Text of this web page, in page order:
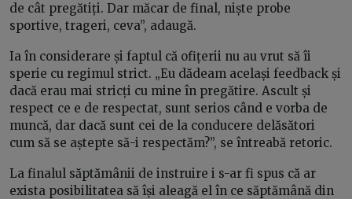
de cât pregătiți. Dar măcar de final, niște probe
sportive, trageri, ceva”, adaugă.
Ia în considerare și faptul că ofițerii nu au vrut să îi
sperie cu regimul strict. „Eu dădeam același feedback și
dacă erau mai stricți cu mine în pregătire. Ascult și
respect ce e de respectat, sunt serios când e vorba de
muncă, dar dacă sunt cei de la conducere delăsători
cum să se aștepte să-i respectăm?”, se întreabă retoric.
La finalul săptămânii de instruire i s-ar fi spus că ar
exista posibilitatea să își aleagă el în ce săptămână din